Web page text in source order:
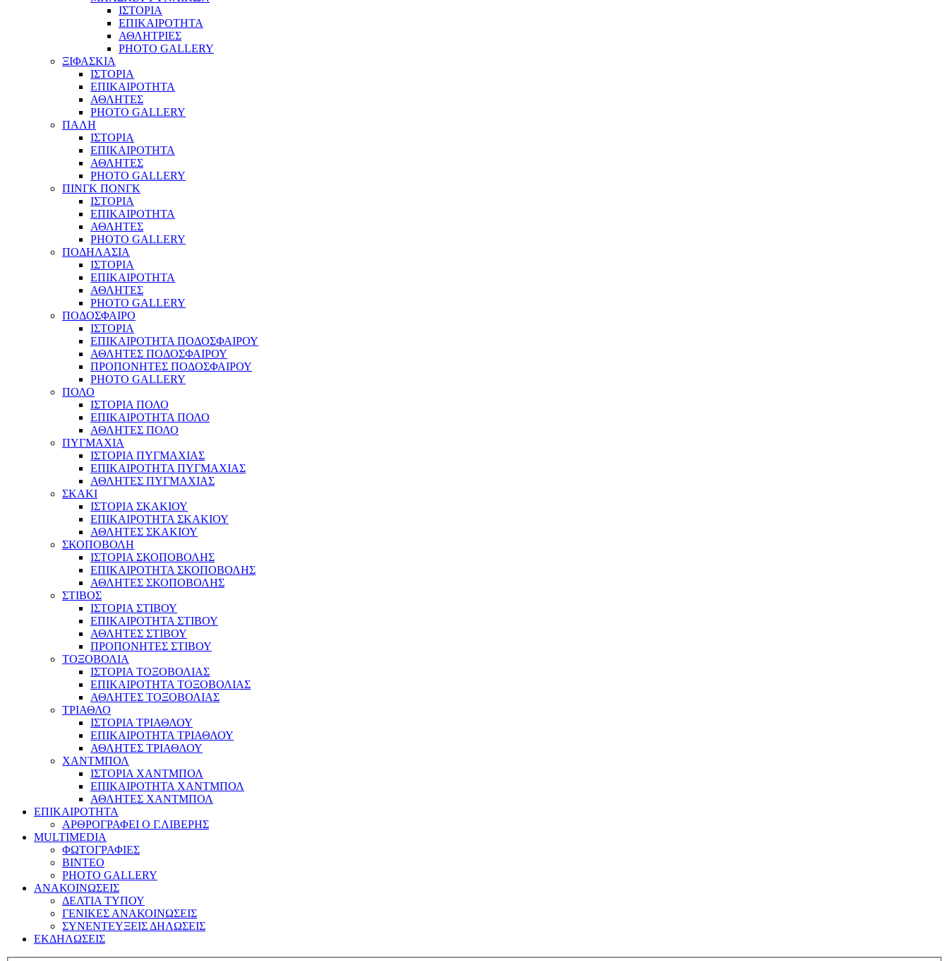
ΙΣΤΟΡΙΑ
ΕΠΙΚΑΙΡΟΤΗΤΑ
ΑΘΛΗΤΡΙΕΣ
PHOTO GALLERY
ΞΙΦΑΣΚΙΑ
ΙΣΤΟΡΙΑ
ΕΠΙΚΑΙΡΟΤΗΤΑ
ΑΘΛΗΤΕΣ
PHOTO GALLERY
ΠΑΛΗ
ΙΣΤΟΡΙΑ
ΕΠΙΚΑΙΡΟΤΗΤΑ
ΑΘΛΗΤΕΣ
PHOTO GALLERY
ΠΙΝΓΚ ΠΟΝΓΚ
ΙΣΤΟΡΙΑ
ΕΠΙΚΑΙΡΟΤΗΤΑ
ΑΘΛΗΤΕΣ
PHOTO GALLERY
ΠΟΔΗΛΑΣΙΑ
ΙΣΤΟΡΙΑ
ΕΠΙΚΑΙΡΟΤΗΤΑ
ΑΘΛΗΤΕΣ
PHOTO GALLERY
ΠΟΔΟΣΦΑΙΡΟ
ΙΣΤΟΡΙΑ
ΕΠΙΚΑΙΡΟΤΗΤΑ ΠΟΔΟΣΦΑΙΡΟΥ
ΑΘΛΗΤΕΣ ΠΟΔΟΣΦΑΙΡΟΥ
ΠΡΟΠΟΝΗΤΕΣ ΠΟΔΟΣΦΑΙΡΟΥ
PHOTO GALLERY
ΠΟΛΟ
ΙΣΤΟΡΙΑ ΠΟΛΟ
ΕΠΙΚΑΙΡΟΤΗΤΑ ΠΟΛΟ
ΑΘΛΗΤΕΣ ΠΟΛΟ
ΠΥΓΜΑΧΙΑ
ΙΣΤΟΡΙΑ ΠΥΓΜΑΧΙΑΣ
ΕΠΙΚΑΙΡΟΤΗΤΑ ΠΥΓΜΑΧΙΑΣ
ΑΘΛΗΤΕΣ ΠΥΓΜΑΧΙΑΣ
ΣΚΑΚΙ
ΙΣΤΟΡΙΑ ΣΚΑΚΙΟΥ
ΕΠΙΚΑΙΡΟΤΗΤΑ ΣΚΑΚΙΟΥ
ΑΘΛΗΤΕΣ ΣΚΑΚΙΟΥ
ΣΚΟΠΟΒΟΛΗ
ΙΣΤΟΡΙΑ ΣΚΟΠΟΒΟΛΗΣ
ΕΠΙΚΑΙΡΟΤΗΤΑ ΣΚΟΠΟΒΟΛΗΣ
ΑΘΛΗΤΕΣ ΣΚΟΠΟΒΟΛΗΣ
ΣΤΙΒΟΣ
ΙΣΤΟΡΙΑ ΣΤΙΒΟΥ
ΕΠΙΚΑΙΡΟΤΗΤΑ ΣΤΙΒΟΥ
ΑΘΛΗΤΕΣ ΣΤΙΒΟΥ
ΠΡΟΠΟΝΗΤΕΣ ΣΤΙΒΟΥ
ΤΟΞΟΒΟΛΙΑ
ΙΣΤΟΡΙΑ ΤΟΞΟΒΟΛΙΑΣ
ΕΠΙΚΑΙΡΟΤΗΤΑ ΤΟΞΟΒΟΛΙΑΣ
ΑΘΛΗΤΕΣ ΤΟΞΟΒΟΛΙΑΣ
ΤΡΙΑΘΛΟ
ΙΣΤΟΡΙΑ ΤΡΙΑΘΛΟΥ
ΕΠΙΚΑΙΡΟΤΗΤΑ ΤΡΙΑΘΛΟΥ
ΑΘΛΗΤΕΣ ΤΡΙΑΘΛΟΥ
ΧΑΝΤΜΠΟΛ
ΙΣΤΟΡΙΑ ΧΑΝΤΜΠΟΛ
ΕΠΙΚΑΙΡΟΤΗΤΑ ΧΑΝΤΜΠΟΛ
ΑΘΛΗΤΕΣ ΧΑΝΤΜΠΟΛ
ΕΠΙΚΑΙΡΟΤΗΤΑ
ΑΡΘΡΟΓΡΑΦΕΙ Ο Γ.ΛΙΒΕΡΗΣ
MULTIMEDIA
ΦΩΤΟΓΡΑΦΙΕΣ
ΒΙΝΤΕΟ
PHOTO GALLERY
ΑΝΑΚΟΙΝΩΣΕΙΣ
ΔΕΛΤΙΑ ΤΥΠΟΥ
ΓΕΝΙΚΕΣ ΑΝΑΚΟΙΝΩΣΕΙΣ
ΣΥΝΕΝΤΕΥΞΕΙΣ ΔΗΛΩΣΕΙΣ
ΕΚΔΗΛΩΣΕΙΣ